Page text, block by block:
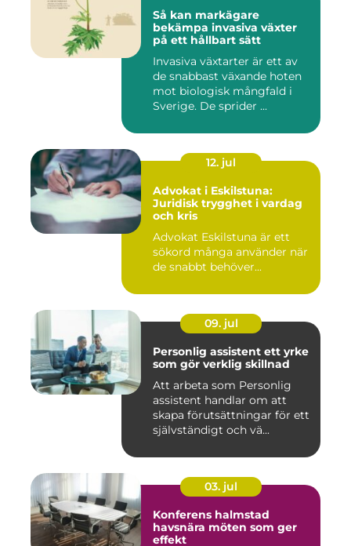
Så kan markägare
bekämpa invasiva växter
på ett hållbart sätt
Invasiva växtarter är ett av
de snabbast växande hoten
mot biologisk mångfald i
Sverige. De sprider ...
12. jul
Advokat i Eskilstuna:
Juridisk trygghet i vardag
och kris
Advokat Eskilstuna är ett
sökord många använder när
de snabbt behöver...
09. jul
Personlig assistent ett yrke
som gör verklig skillnad
Att arbeta som Personlig
assistent handlar om att
skapa förutsättningar för ett
självständigt och vä...
03. jul
Konferens halmstad
havsnära möten som ger
effekt